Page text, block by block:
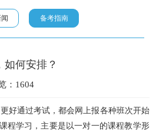
备考指南
何安排？
：1604
好通过考试，都会网上报各种班次开始
程学习，主要是以一对一的课程教学形